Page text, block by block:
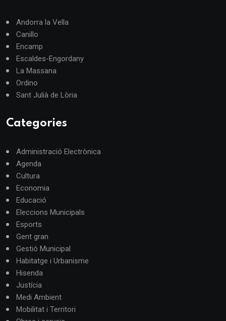
Andorra la Vella
Canillo
Encamp
Escaldes-Engordany
La Massana
Ordino
Sant Julià de Lòria
Categories
Administració Electrònica
Agenda
Cultura
Economia
Educació
Eleccions Municipals
Esports
Gent gran
Gestió Municipal
Habitatge i Urbanisme
Hisenda
Justícia
Medi Ambient
Mobilitat i Territori